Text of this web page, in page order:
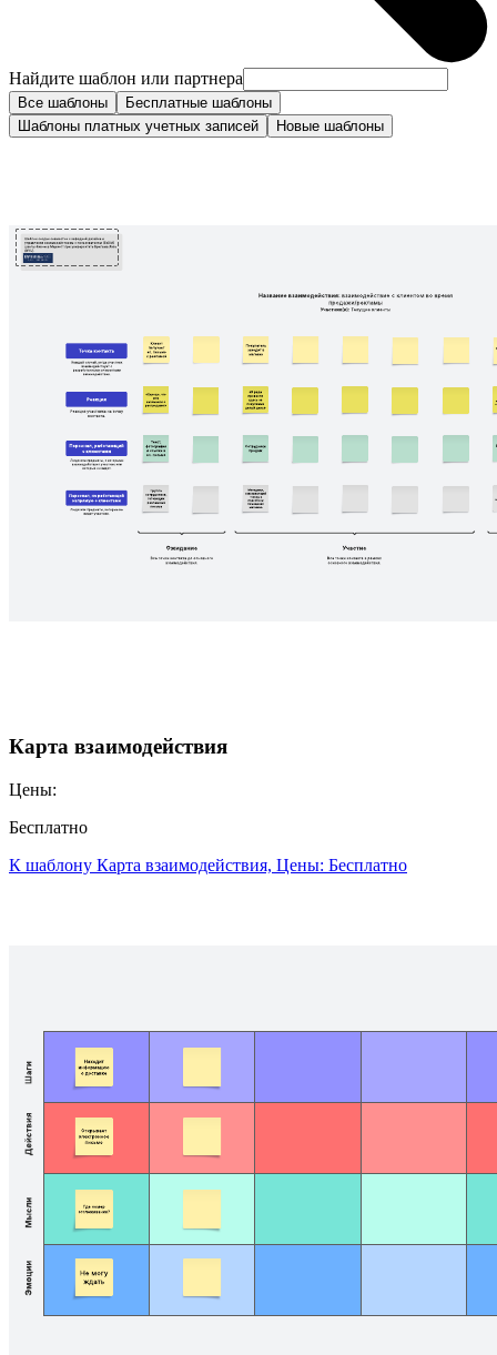
Найдите шаблон или партнера
Все шаблоны
Бесплатные шаблоны
Шаблоны платных учетных записей
Новые шаблоны
Карта взаимодействия
Цены:
Бесплатно
К шаблону Карта взаимодействия, Цены: Бесплатно